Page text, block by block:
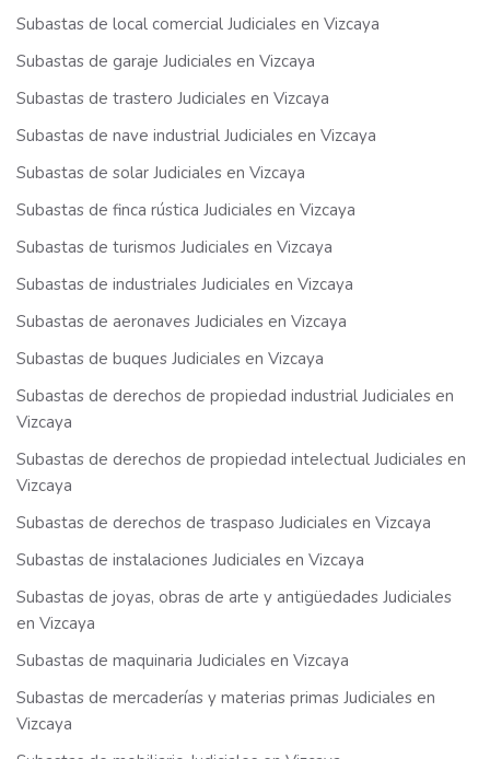
Subastas de local comercial Judiciales en Vizcaya
Subastas de garaje Judiciales en Vizcaya
Subastas de trastero Judiciales en Vizcaya
Subastas de nave industrial Judiciales en Vizcaya
Subastas de solar Judiciales en Vizcaya
Subastas de finca rústica Judiciales en Vizcaya
Subastas de turismos Judiciales en Vizcaya
Subastas de industriales Judiciales en Vizcaya
Subastas de aeronaves Judiciales en Vizcaya
Subastas de buques Judiciales en Vizcaya
Subastas de derechos de propiedad industrial Judiciales en
Vizcaya
Subastas de derechos de propiedad intelectual Judiciales en
Vizcaya
Subastas de derechos de traspaso Judiciales en Vizcaya
Subastas de instalaciones Judiciales en Vizcaya
Subastas de joyas, obras de arte y antigüedades Judiciales
en Vizcaya
Subastas de maquinaria Judiciales en Vizcaya
Subastas de mercaderías y materias primas Judiciales en
Vizcaya